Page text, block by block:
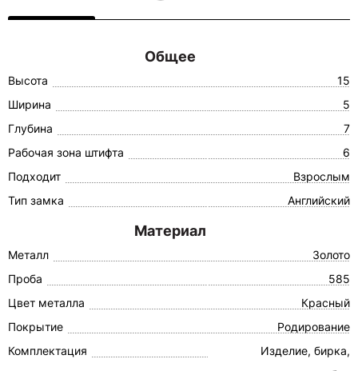
Общее
Высота
15
Ширина
5
Глубина
7
Рабочая зона штифта
6
Подходит
Взрослым
Тип замка
Английский
Материал
Металл
Золото
Проба
585
Цвет металла
Красный
Покрытие
Родирование
Комплектация
Изделие, бирка,